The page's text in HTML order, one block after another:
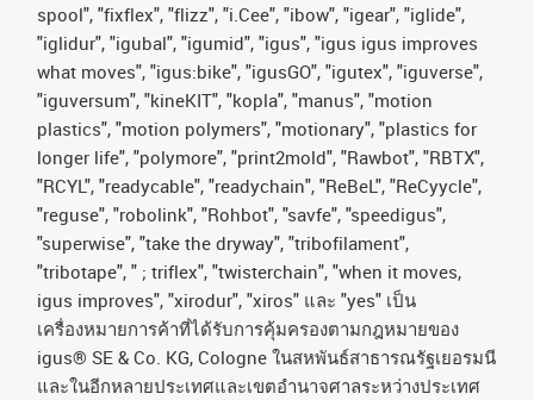
spool", "fixflex", "flizz", "i.Cee", "ibow", "igear", "iglide",
"iglidur", "igubal", "igumid", "igus", "igus igus improves
what moves", "igus:bike", "igusGO", "igutex", "iguverse",
"iguversum", "kineKIT", "kopla", "manus", "motion
plastics", "motion polymers", "motionary", "plastics for
longer life", "polymore", "print2mold", "Rawbot", "RBTX",
"RCYL", "readycable", "readychain", "ReBeL", "ReCyycle",
"reguse", "robolink", "Rohbot", "savfe", "speedigus",
"superwise", "take the dryway", "tribofilament",
"tribotape", " ; triflex", "twisterchain", "when it moves,
igus improves", "xirodur", "xiros" และ "yes" เป็น
เครื่องหมายการค้าที่ได้รับการคุ้มครองตามกฎหมายของ
igus® SE & Co. KG, Cologne ในสหพันธ์สาธารณรัฐเยอรมนี
และในอีกหลายประเทศและเขตอํานาจศาลระหว่างประเทศ